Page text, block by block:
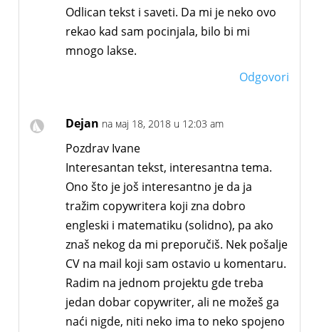
Odlican tekst i saveti. Da mi je neko ovo
rekao kad sam pocinjala, bilo bi mi
mnogo lakse.
Odgovori
Dejan na мај 18, 2018 u 12:03 am
Pozdrav Ivane
Interesantan tekst, interesantna tema.
Ono što je još interesantno je da ja
tražim copywritera koji zna dobro
engleski i matematiku (solidno), pa ako
znaš nekog da mi preporučiš. Nek pošalje
CV na mail koji sam ostavio u komentaru.
Radim na jednom projektu gde treba
jedan dobar copywriter, ali ne možeš ga
naći nigde, niti neko ima to neko spojeno